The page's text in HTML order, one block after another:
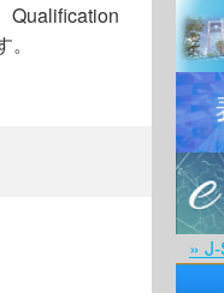
Qualification
»